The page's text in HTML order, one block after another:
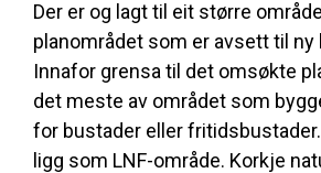
Der er og lagt til eit større
planområdet som er avsett til ny
Innafor grensa til det omsøkte
det meste av området som
for bustader eller
ligg som LNF-område. Korkje